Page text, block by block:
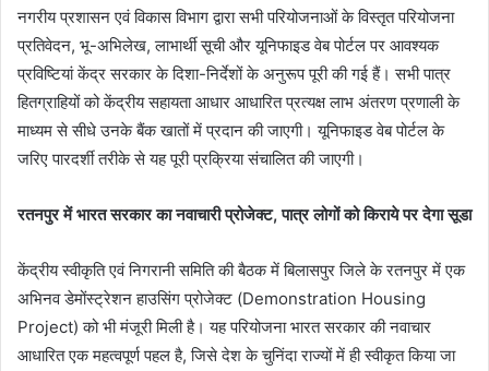
नगरीय प्रशासन एवं विकास विभाग द्वारा सभी परियोजनाओं के विस्तृत परियोजना
प्रतिवेदन, भू-अभिलेख, लाभार्थी सूची और यूनिफाइड वेब पोर्टल पर आवश्यक
प्रविष्टियां केंद्र सरकार के दिशा-निर्देशों के अनुरूप पूरी की गई हैं। सभी पात्र
हितग्राहियों को केंद्रीय सहायता आधार आधारित प्रत्यक्ष लाभ अंतरण प्रणाली के
माध्यम से सीधे उनके बैंक खातों में प्रदान की जाएगी। यूनिफाइड वेब पोर्टल के
जरिए पारदर्शी तरीके से यह पूरी प्रक्रिया संचालित की जाएगी।
रतनपुर में भारत सरकार का नवाचारी प्रोजेक्ट, पात्र लोगों को किराये पर देगा सूडा
केंद्रीय स्वीकृति एवं निगरानी समिति की बैठक में बिलासपुर जिले के रतनपुर में एक
अभिनव डेमोंस्ट्रेशन हाउसिंग प्रोजेक्ट (Demonstration Housing
Project) को भी मंजूरी मिली है। यह परियोजना भारत सरकार की नवाचार
आधारित एक महत्वपूर्ण पहल है, जिसे देश के चुनिंदा राज्यों में ही स्वीकृत किया जा